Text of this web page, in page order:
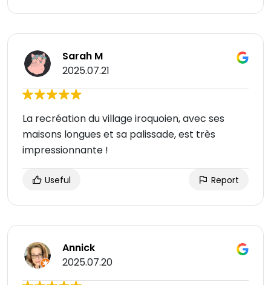
Sarah M
2025.07.21
La recréation du village iroquoien, avec ses
maisons longues et sa palissade, est très
impressionnante !
Useful Report
Annick
2025.07.20